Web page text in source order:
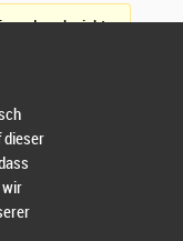
und noch nicht
dieser
wir